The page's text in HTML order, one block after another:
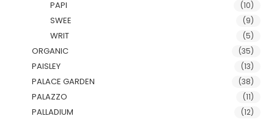
PAPI (10)
SWEE (9)
WRIT (5)
ORGANIC (35)
PAISLEY (13)
PALACE GARDEN (38)
PALAZZO (11)
PALLADIUM (12)